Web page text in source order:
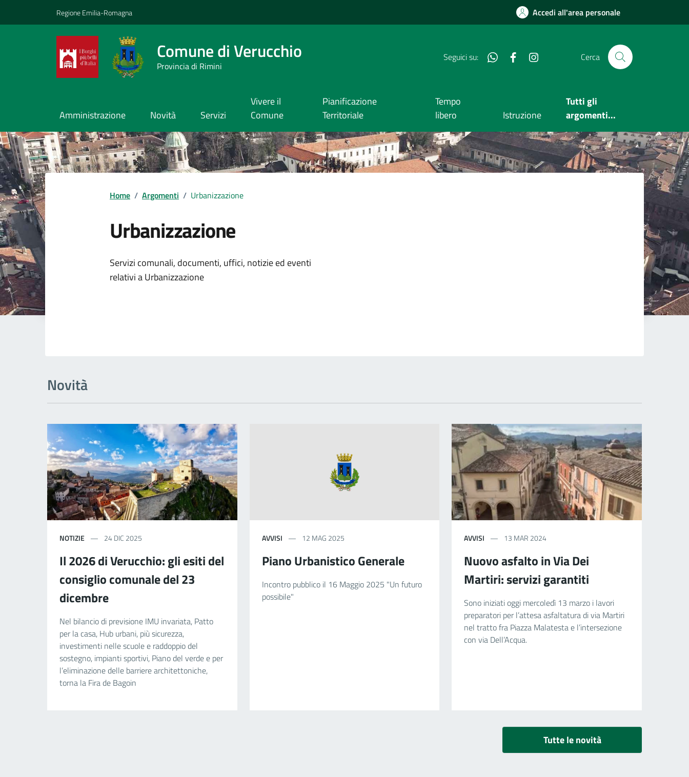
Regione Emilia-Romagna Accedi all'area personale
Comune di Verucchio
Provincia di Rimini
Seguici su: WhatsappFacebook Cerca
Amministrazione Novità Servizi
Vivere il
Comune
Pianificazione
Territoriale
Tempo
libero
Istruzione
Tutti gli
argomenti...
Contenuti in evidenza
Home / Argomenti / Urbanizzazione
Urbanizzazione
Dettagli dell'argomento
Servizi comunali, documenti, uffici, notizie ed eventi
relativi a Urbanizzazione
Novità
NOTIZIE 24 DIC 2025
Il 2026 di Verucchio: gli esiti del
consiglio comunale del 23
dicembre
Nel bilancio di previsione IMU invariata, Patto
per la casa, Hub urbani, più sicurezza,
investimenti nelle scuole e raddoppio del
sostegno, impianti sportivi, Piano del verde e per
l’eliminazione delle barriere architettoniche,
torna la Fira de Bagoin
AVVISI 12 MAG 2025
Piano Urbanistico Generale
Incontro pubblico il 16 Maggio 2025 "Un futuro
possibile"
AVVISI 13 MAR 2024
Nuovo asfalto in Via Dei
Martiri: servizi garantiti
Sono iniziati oggi mercoledì 13 marzo i lavori
preparatori per l’attesa asfaltatura di via Martiri
nel tratto fra Piazza Malatesta e l’intersezione
con via Dell’Acqua.
Tutte le novità